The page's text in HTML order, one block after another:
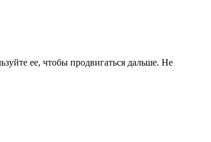
ее, чтобы продвигаться дальше. Не